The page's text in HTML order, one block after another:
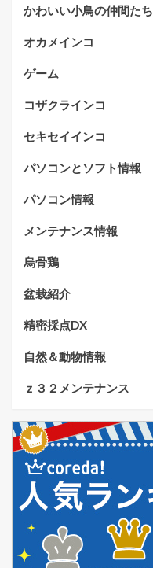
かわいい小鳥の仲間たち
オカメインコ
ゲーム
コザクラインコ
セキセイインコ
パソコンとソフト情報
パソコン情報
メンテナンス情報
烏骨鶏
盆栽紹介
精密採点DX
自然＆動物情報
ｚ３２メンテナンス